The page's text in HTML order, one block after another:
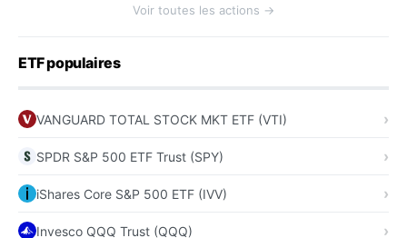
Voir toutes les actions →
ETF populaires
VANGUARD TOTAL STOCK MKT ETF (VTI)
SPDR S&P 500 ETF Trust (SPY)
iShares Core S&P 500 ETF (IVV)
Invesco QQQ Trust (QQQ)